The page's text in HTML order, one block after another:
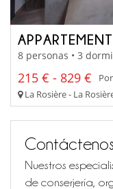
8 personas • 3
215 € - 829 €
La Rosière - La
Contáctenos
Nuestros
de conserjería,